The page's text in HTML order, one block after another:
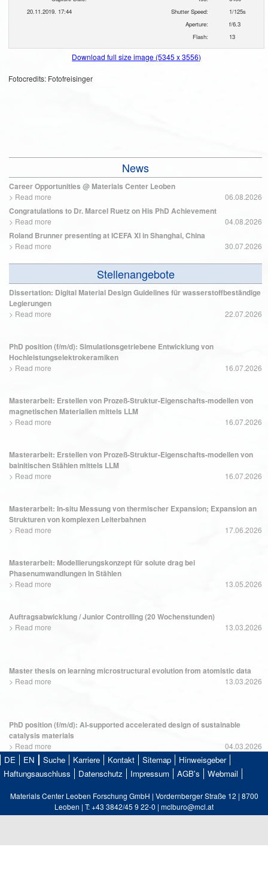
20.11.2019. 17:44
Shutter Speed:
1/125s
Aperture:
f/6.3
Flash:
13
Download full size image (5345 x 3556)
Fotocredits: Fotofreisinger
News
Career Opportunities @ Materials Center Leoben
> Read more 06.08.2026
Congratulations to Dr. Marcel Ruetz on His PhD Achievement
> Read more 04.08.2026
Roland Brunner presenting at ICEFA XI in Shanghai, China
> Read more 30.07.2026
Stellenangebote
Dissertation: Digital Material Design Guidelines für wasserstoffbeständige
Legierungen
> Read more 22.07.2026
PhD position (f/m/d): Simulationsgetriebene Entwicklung von
Hochleistungselektrokeramiken
> Read more 16.07.2026
Masterarbeit: Erstellen von Prozeß-Struktur-Eigenschafts-modellen von
magnetischen Materialien mittels LLM
> Read more 16.07.2026
Masterarbeit: Erstellen von Prozeß-Struktur-Eigenschafts-modellen von
bainitischen Stählen mittels LLM
> Read more 16.07.2026
Masterarbeit: In-situ Messung von thermischer Expansion; Expansion an
Strukturen von komplexen Leiterbahnen
> Read more 17.06.2026
Masterarbeit: Modellierungskonzept für solute drag bei
Phasenumwandlungen in Stählen
> Read more 13.05.2026
Auftragsabwicklung / Junior Controlling (20 Wochenstunden)
> Read more 13.03.2026
Master thesis on learning microstructural evolution from atomistic data
> Read more 13.03.2026
PhD position (f/m/d): AI-supported accelerated design of sustainable
catalysis materials
> Read more 04.03.2026
DE EN Suche Karriere Kontakt Sitemap
Hinweisgeber
Haftungsauschluss
Datenschutz Impressum AGB's Webmail
Materials Center Leoben Forschung GmbH | Vordernberger Straße 12 | 8700
Leoben | T: +43 3842/45 9 22-0 | mclburo@mcl.at